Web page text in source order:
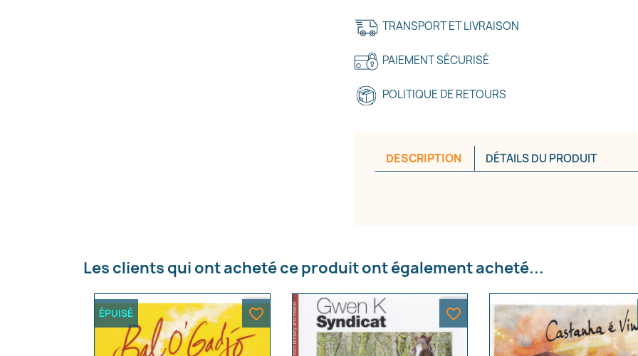
TRANSPORT ET LIVRAISON
PAIEMENT SÉCURISÉ
POLITIQUE DE RETOURS
DESCRIPTION DÉTAILS DU PRODUIT
Les clients qui ont acheté ce produit ont également acheté...
ÉPUISÉ favorite_border favorite_border
Créer une liste d'envies